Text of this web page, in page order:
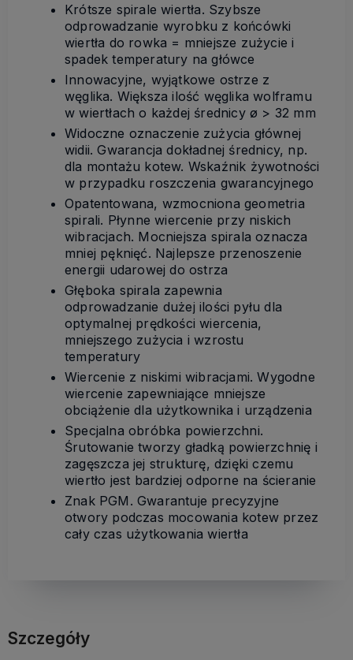
Krótsze spirale wiertła. Szybsze
odprowadzanie wyrobku z końcówki
wiertła do rowka = mniejsze zużycie i
spadek temperatury na główce
Innowacyjne, wyjątkowe ostrze z
węglika. Większa ilość węglika wolframu
w wiertłach o każdej średnicy ø > 32 mm
Widoczne oznaczenie zużycia głównej
widii. Gwarancja dokładnej średnicy, np.
dla montażu kotew. Wskaźnik żywotności
w przypadku roszczenia gwarancyjnego
Opatentowana, wzmocniona geometria
spirali. Płynne wiercenie przy niskich
wibracjach. Mocniejsza spirala oznacza
mniej pęknięć. Najlepsze przenoszenie
energii udarowej do ostrza
Głęboka spirala zapewnia
odprowadzanie dużej ilości pyłu dla
optymalnej prędkości wiercenia,
mniejszego zużycia i wzrostu
temperatury
Wiercenie z niskimi wibracjami. Wygodne
wiercenie zapewniające mniejsze
obciążenie dla użytkownika i urządzenia
Specjalna obróbka powierzchni.
Śrutowanie tworzy gładką powierzchnię i
zagęszcza jej strukturę, dzięki czemu
wiertło jest bardziej odporne na ścieranie
Znak PGM. Gwarantuje precyzyjne
otwory podczas mocowania kotew przez
cały czas użytkowania wiertła
Szczegóły